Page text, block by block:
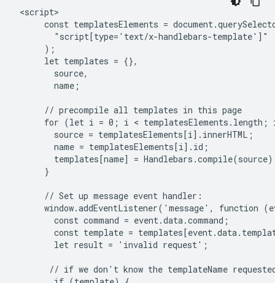
<script>
const templatesElements =
        "script[type='text/x-handlebars-template']"
      );
      let templates = {},
        source,
        name;
      // precompile all templates in this page
for (let i = 0; i < templatesElements.length;
        source = templatesElements[i].innerHTML;
        name = templatesElements[i].id;
templates[name] =
      }
      // Set up message event handler:
window.addEventListener('message', function
        const command = event.data.command;
const template =
        let result = 'invalid request';
// if we don't know the templateName